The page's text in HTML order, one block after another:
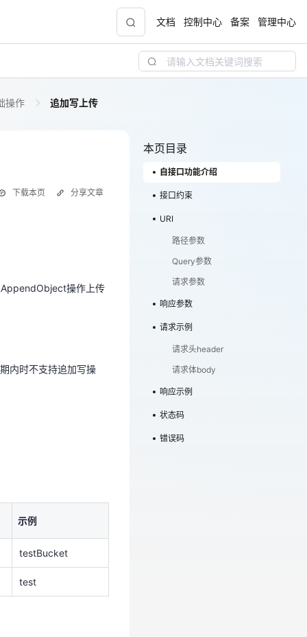
聚力AI赋能 天翼云大模型专项
“一云多芯、一云多态”,国产化软件全面适配，
加入成为云推官，推荐新用户注册下单得现金
文档 控制中心 备案 管理中心
操作 追加写上传
下载本页
testBucket
test
分享文章
操作上传
内时不支持追加写操
示例
testBucket
test
本页目录
自接口功能介绍
接口约束
URI
路径参数
Query参数
请求参数
响应参数
请求示例
请求头header
请求体body
响应示例
状态码
错误码